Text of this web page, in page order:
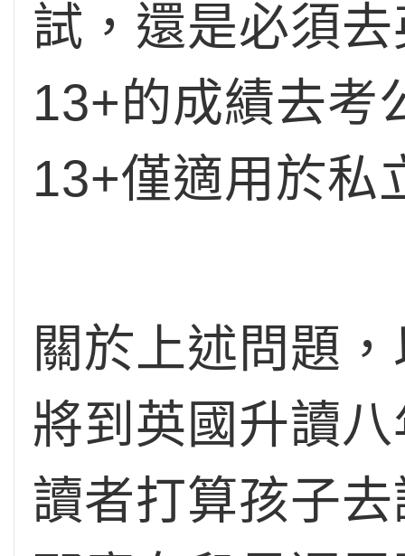
試，還是必須
13+的成績去考
13+僅適用於私
關於上述問題
將到英國升讀
讀者打算孩子